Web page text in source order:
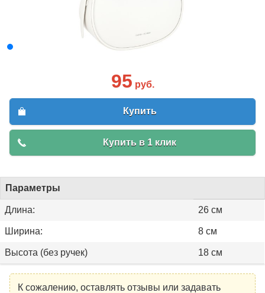
95 руб.
Купить
Купить в 1 клик
Параметры
Длина: 26 см
Ширина: 8 см
Высота (без ручек) 18 см
К сожалению, оставлять отзывы или задавать